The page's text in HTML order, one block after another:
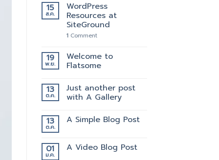
15
ส.ค.
WordPress
Resources at
SiteGround
1Comment
19
พ.ย.
Welcome to
Flatsome
13
ต.ค.
Just another post
with A Gallery
13
ต.ค.
A Simple Blog Post
01
ม.ค.
A Video Blog Post